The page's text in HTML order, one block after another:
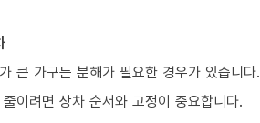
큰 가구는 분해가 필요한 경우가 있습니다.
이려면 상차 순서와 고정이 중요합니다.